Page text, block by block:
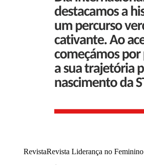
RevistaRevista Liderança no Feminino